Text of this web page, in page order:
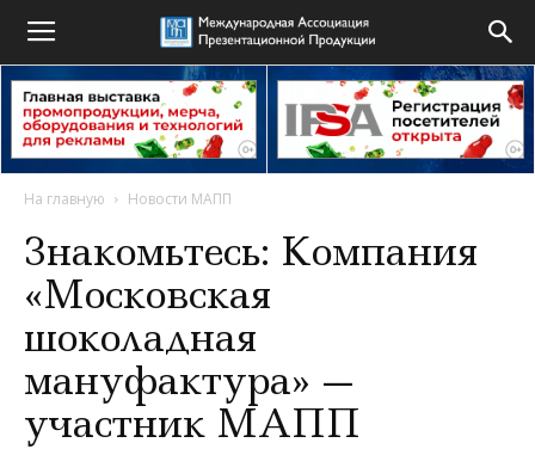
На главную Новости МАПП
Знакомьтесь: Компания
«Московская
шоколадная
мануфактура» —
участник МАПП